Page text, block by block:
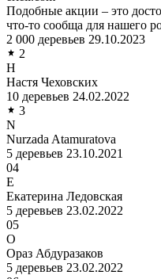
Подобные акции – это
что-то сообща для нашего
2 000 деревьев 29.10.2023
2
Н
Настя Чеховских
10 деревьев 24.02.2022
3
N
Nurzada Atamuratova
5 деревьев 23.10.2021
04
Е
Екатерина Ледовская
5 деревьев 23.02.2022
05
О
Ораз Абдуразаков
5 деревьев 23.02.2022